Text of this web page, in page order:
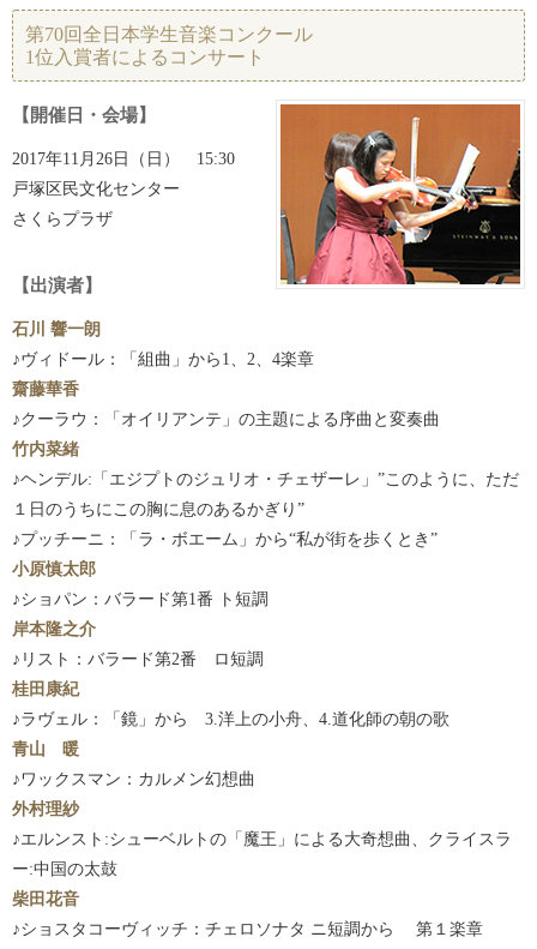
第70回全日本学生音楽コンクール
1位入賞者によるコンサート
【開催日・会場】
2017年11月26日（日） 15:30
戸塚区民文化センター
さくらプラザ
【出演者】
石川 響一朗
♪ヴィドール：「組曲」から1、2、4楽章
齋藤華香
♪クーラウ：「オイリアンテ」の主題による序曲と変奏曲
竹内菜緒
♪ヘンデル:「エジプトのジュリオ・チェザーレ」”このように、ただ
１日のうちにこの胸に息のあるかぎり”
♪プッチーニ：「ラ・ボエーム」から“私が街を歩くとき”
小原慎太郎
♪ショパン：バラード第1番 ト短調
岸本隆之介
♪リスト：バラード第2番 ロ短調
桂田康紀
♪ラヴェル：「鏡」から 3.洋上の小舟、4.道化師の朝の歌
青山 暖
♪ワックスマン：カルメン幻想曲
外村理紗
♪エルンスト:シューベルトの「魔王」による大奇想曲、クライスラ
ー:中国の太鼓
柴田花音
♪ショスタコーヴィッチ：チェロソナタ ニ短調から 第１楽章